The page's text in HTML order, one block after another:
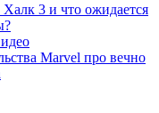
3 и что ожидается
Marvel про вечно